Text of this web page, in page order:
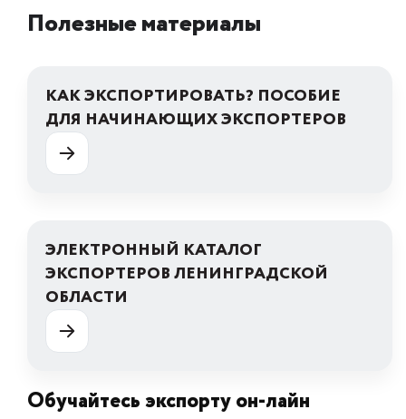
Полезные материалы
КАК ЭКСПОРТИРОВАТЬ? ПОСОБИЕ
ДЛЯ НАЧИНАЮЩИХ ЭКСПОРТЕРОВ
ЭЛЕКТРОННЫЙ КАТАЛОГ
ЭКСПОРТЕРОВ ЛЕНИНГРАДСКОЙ
ОБЛАСТИ
Обучайтесь экспорту он-лайн